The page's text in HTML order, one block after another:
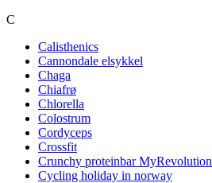
C
Calisthenics
Cannondale elsykkel
Chaga
Chiafrø
Chlorella
Colostrum
Cordyceps
Crossfit
Crunchy proteinbar MyRevolution
Cycling holiday in norway